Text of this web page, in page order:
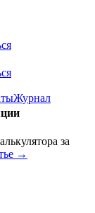
Журнал
за
→